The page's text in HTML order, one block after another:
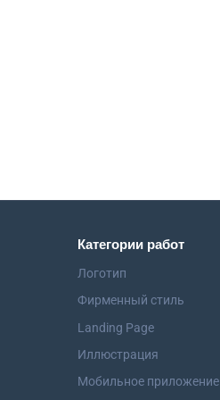
Категории работ
Логотип
Фирменный стиль
Landing Page
Иллюстрация
Мобильное приложение